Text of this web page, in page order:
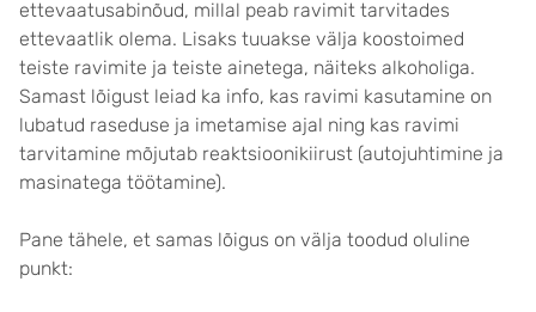
ettevaatusabinõud, millal peab ravimit tarvitades
ettevaatlik olema. Lisaks tuuakse välja koostoimed
teiste ravimite ja teiste ainetega, näiteks alkoholiga.
Samast lõigust leiad ka info, kas ravimi kasutamine on
lubatud raseduse ja imetamise ajal ning kas ravimi
tarvitamine mõjutab reaktsioonikiirust (autojuhtimine ja
masinatega töötamine).
Pane tähele, et samas lõigus on välja toodud oluline
punkt: